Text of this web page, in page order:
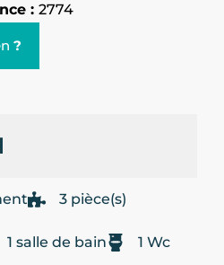
: 2774
?
3 pièce(s)
1 salle de bain 1 Wc